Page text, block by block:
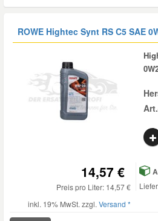
ROWE Hightec Synt RS C5 SAE
14,57 €
Preis pro Liter: 14,57 €
inkl. 19% MwSt. zzgl. Versand *